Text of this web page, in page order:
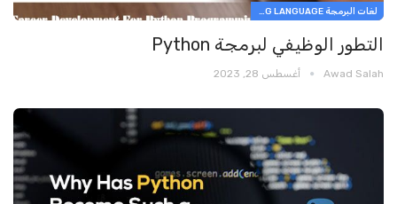
لغات البرمجة PROGRAMMING LANGUAGE
التطور الوظيفي لبرمجة Python
Awad Salah أغسطس 28, 2023